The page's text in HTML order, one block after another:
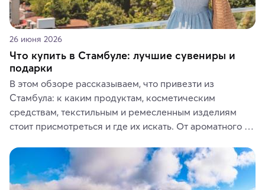
26 июня 2026
Что купить в Стамбуле: лучшие сувениры и
подарки
В этом обзоре рассказываем, что привезти из
Стамбула: к каким продуктам, косметическим
средствам, текстильным и ремесленным изделиям
стоит присмотреться и где их искать. От ароматного
керамики и изделий из кожи на турецких рынках и в
аутентичных лавках — в подарок близким или себе на
память о путешествии.